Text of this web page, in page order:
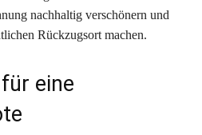
nachhaltig verschönern und
Rückzugsort machen.
eine